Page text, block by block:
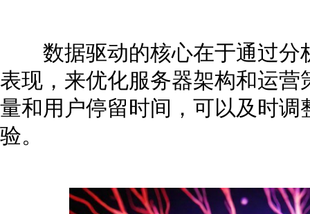
数据驱动的核心在于通过分
表现，来优化服务器架构和运
量和用户停留时间，可以及时
验。